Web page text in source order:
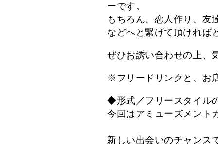
ーです。
もちろん、恋人作り、友
などへと繋げて頂ければ
ぜひお誘い合わせの上、
※フリードリンクと、お
◆形式／フリースタイル
今回はアミューズメント
新しい出会いのチャンス